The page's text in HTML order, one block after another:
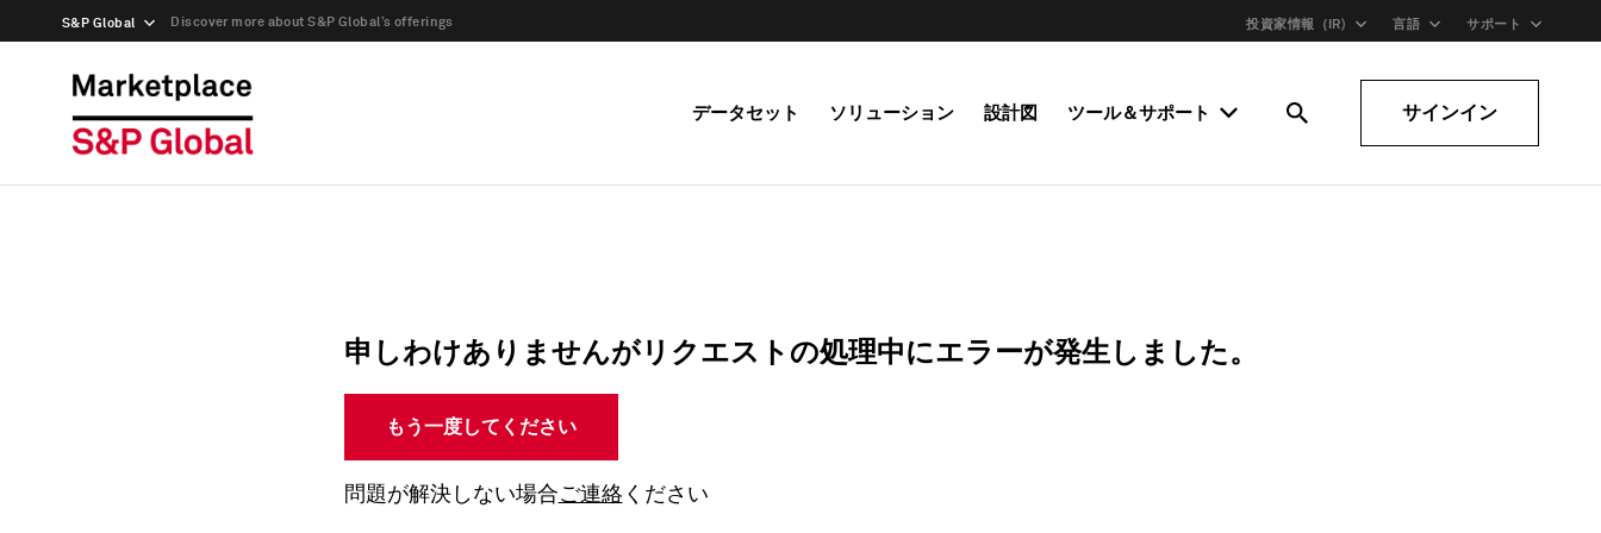
S&P Global Discover more about S&P Global’s offerings 投資家情報（IR) 言語 サポート
データセット ソリューション 設計図 ツール＆サポート サインイン
申しわけありませんがリクエストの処理中にエラーが発生しました。
もう一度してください
問題が解決しない場合ご連絡 ください